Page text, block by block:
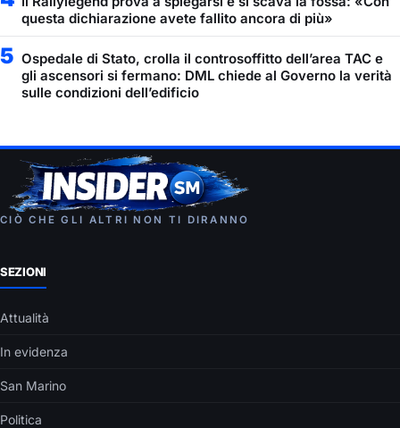
questa dichiarazione avete fallito ancora di più»
5 Ospedale di Stato, crolla il controsoffitto dell’area TAC e
gli ascensori si fermano: DML chiede al Governo la verità
sulle condizioni dell’edificio
CIÒ CHE GLI ALTRI NON TI DIRANNO
SEZIONI
Attualità
In evidenza
San Marino
Politica